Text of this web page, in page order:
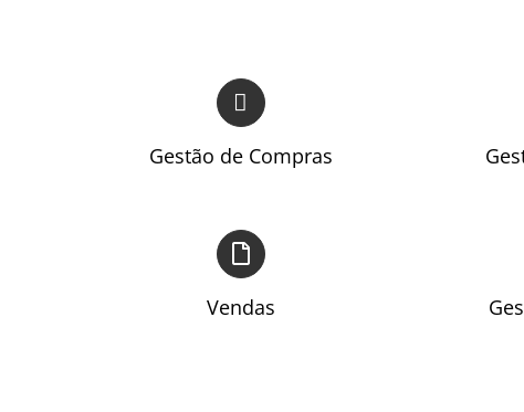
Gestão de Compras
Vendas